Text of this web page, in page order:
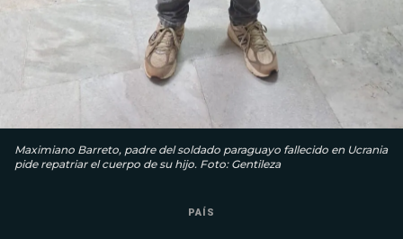
Maximiano Barreto, padre del soldado paraguayo fallecido en Ucrania
pide repatriar el cuerpo de su hijo. Foto: Gentileza
PAÍS